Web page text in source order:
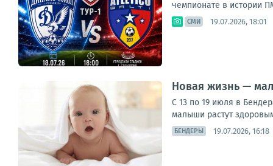
чемпионате в истории
СМИ 19.07.2026, 18:01
Новая жизнь —
С 13 по 19 июля в
малыши растут
БЕНДЕРЫ 19.07.2026, 16:18